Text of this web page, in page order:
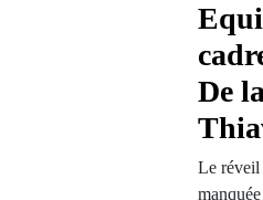
De
Le réveil